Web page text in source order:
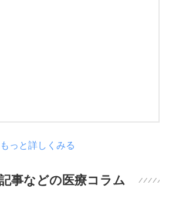
もっと詳しくみる
事などの医療コラム